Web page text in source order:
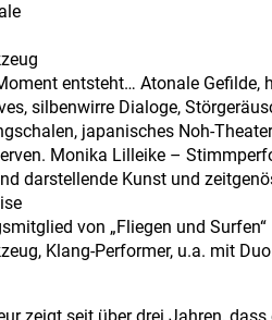
entsteht… Atonale
silbenwirre Dialoge,
japanisches Noh-
Monika Lilleike –
darstellende Kunst und
von „Fliegen und Surfen“
Klang-Performer, u.a. mit